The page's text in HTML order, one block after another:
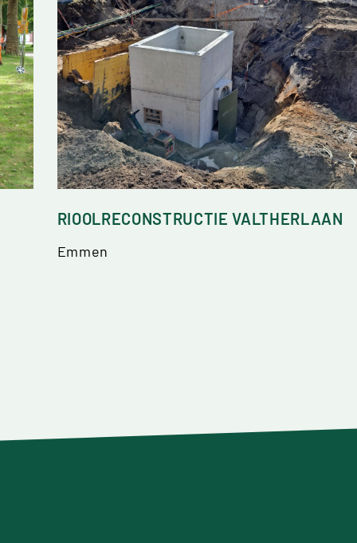
RIOOLRECONSTRUCTIE VALTHERLAAN
Emmen